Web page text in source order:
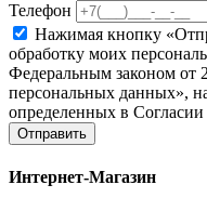
Телефон
Нажимая кнопку
обработку моих
Федеральным законом
персональных данных»,
определенных в
Отправить
Интернет-Магазин